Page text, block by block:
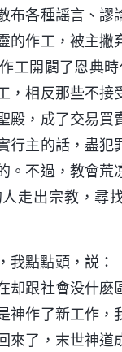
布各種謡言、
的作工，被主
工開闢了恩典
，相反那些不
殿，成了交易
行主的話，盡
。不過，教會
走出宗教，尋
我點點頭，説
却跟社會没什
神作了新工作
來了，末世神道